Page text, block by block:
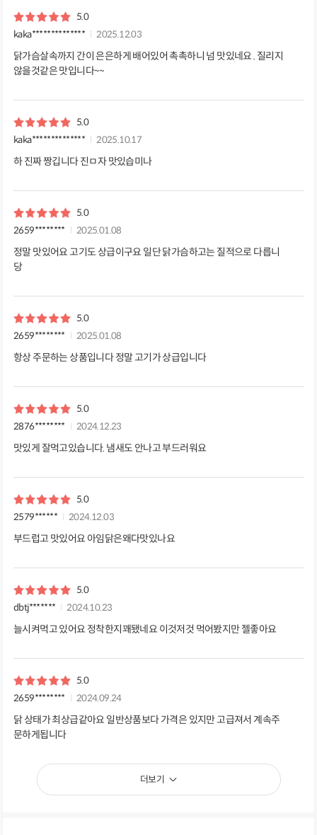
5.0
kaka**************
2025.12.03
닭가슴살속까지 간이 은은하게 배어있어 촉촉하니 넘 맛있네요 . 질리지
않을것같은 맛입니다~~
5.0
kaka**************
2025.10.17
하 진짜 짱깁니다 진ㅁ자 맛있습미나
5.0
2659********
2025.01.08
정말 맛있어요 고기도 상급이구요 일단 닭가슴하고는 질적으로 다릅니
당
5.0
2659********
2025.01.08
항상 주문하는 상품입니다 정말 고기가 상급입니다
5.0
2876********
2024.12.23
맛있게 잘먹고있습니다. 냄새도 안나고 부드러워요
5.0
2579******
2024.12.03
부드럽고 맛있어요 아임닭은왜다맛있나요
5.0
dbtj*******
2024.10.23
늘시켜먹고 있어요 정착한지꽤됐네요 이것저것 먹어봤지만 젤좋아요
5.0
2659********
2024.09.24
닭 상태가 최상급같아요 일반상품보다 가격은 있지만 고급져서 계속주
문하게됩니다
더보기